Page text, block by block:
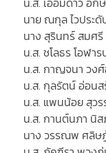
นาย ณกุล ไวประดั
นาง สุรินทร์ สมศรี
น.ส. ชโลธร โอฬาร
น.ส. กาญจนา วง
น.ส. กุลรัตน์ อ่อน
น.ส. แพนน้อย สุว
น.ส. กานต์นภา นิส
นาง วรรณพ ศลิษ